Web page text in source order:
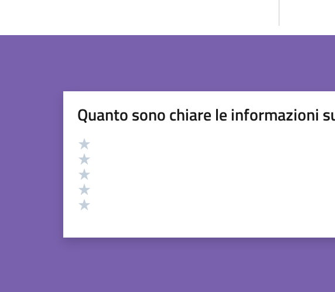
Quanto sono chiare le informazioni
Valutazione